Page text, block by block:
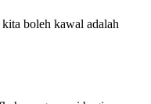
boleh kawal adalah